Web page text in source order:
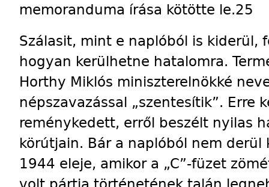
memoranduma írása kötötte le.25
Szálasit, mint e naplóból is kiderül,
hogyan kerülhetne hatalomra.
Horthy Miklós miniszterelnökké
népszavazással „szentesítik”. Erre
reménykedett, erről beszélt nyilas
körútjain. Bár a naplóból nem derül
1944 eleje, amikor a „C”-füzet